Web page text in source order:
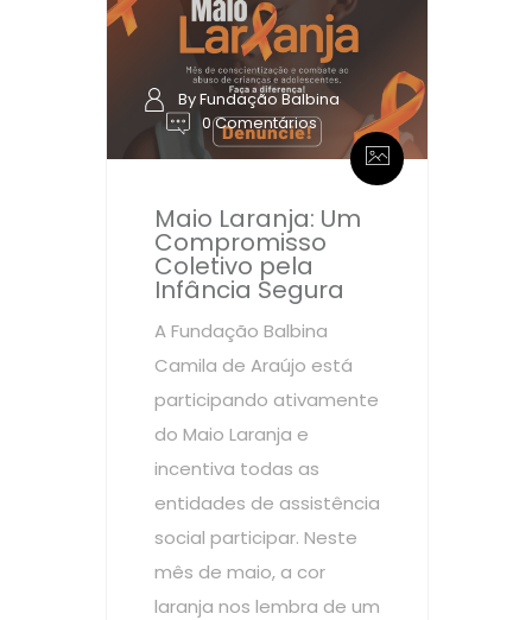
By Fundação Balbina
0 Comentários
Maio Laranja: Um
Compromisso
Coletivo pela
Infância Segura
A Fundação Balbina
Camila de Araújo está
participando ativamente
do Maio Laranja e
incentiva todas as
entidades de assistência
social participar. Neste
mês de maio, a cor
laranja nos lembra de um